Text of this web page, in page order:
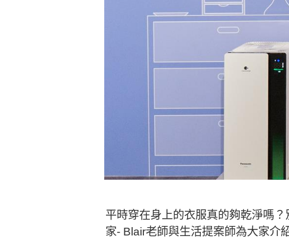
平時穿在身上的衣服真的夠乾淨嗎
家- Blair老師與生活提案師為大家介